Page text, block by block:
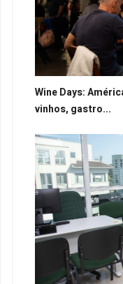
Wine Days:
vinhos, gastro...